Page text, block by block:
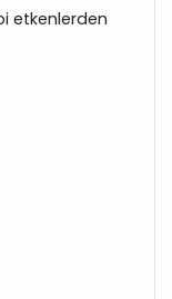
etkenlerden